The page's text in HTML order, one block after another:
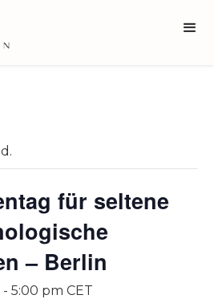
für seltene
– Berlin
- 5:00 pm CET